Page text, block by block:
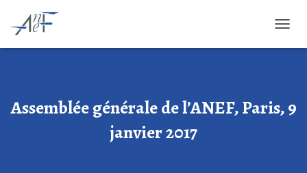
Assemblée générale de l’ANEF, Paris, 9
janvier 2017